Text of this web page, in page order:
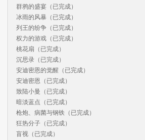
群鸦的盛宴（已完成）
冰雨的风暴（已完成）
列王的纷争（已完成）
权力的游戏（已完成）
桃花扇（已完成）
沉思录（已完成）
安迪密恩的觉醒（已完成）
安迪密恩（已完成）
致陆小曼（已完成）
暗淡蓝点（已完成）
枪炮、病菌与钢铁（已完成）
狂热分子（已完成）
盲视（已完成）